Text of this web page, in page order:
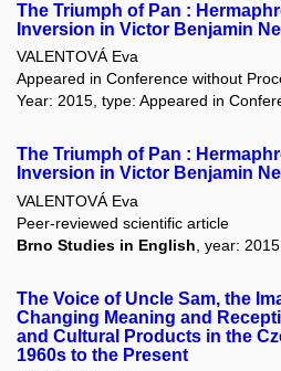
The Triumph of Pan :
Inversion in Victor Benjamin
VALENTOVÁ Eva
Appeared in Conference without
Year: 2015, type: Appeared in
The Triumph of Pan :
Inversion in Victor Benjamin
VALENTOVÁ Eva
Peer-reviewed scientific article
Brno Studies in English , year:
The Voice of Uncle Sam, the
Changing Meaning and
and Cultural Products in the
1960s to the Present